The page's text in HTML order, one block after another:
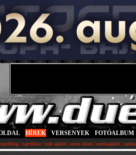
HÍREK VERSENYEK FOTÓALBUM
sajtóblog | sajtólista | link ajánló | autós hírek | médiaajánló |